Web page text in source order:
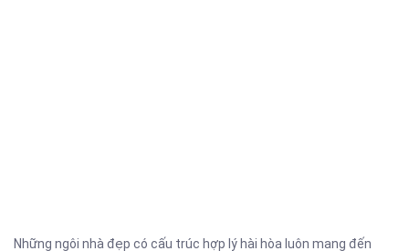
Những ngôi nhà đẹp có cấu trúc hợp lý hài hòa luôn mang đến